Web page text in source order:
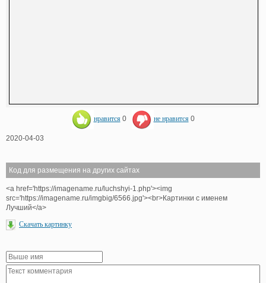
нравится 0 не нравится 0
2020-04-03
Код для размещения на других сайтах
<a href='https://imagename.ru/luchshyi-1.php'><img
src='https://imagename.ru/imgbig/6566.jpg'><br>Картинки с именем
Лучший</a>
Скачать картинку